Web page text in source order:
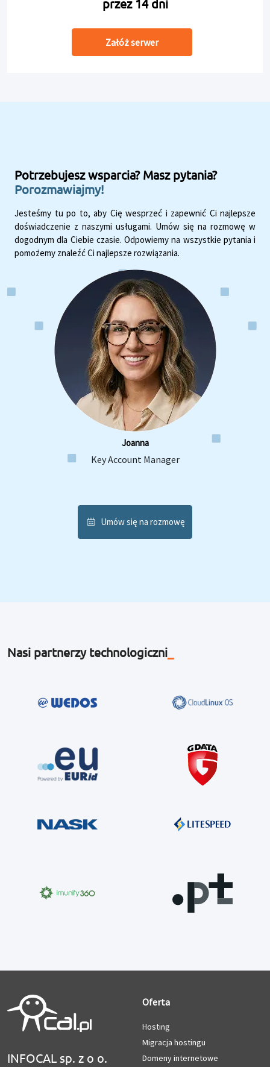
przez 14 dni
Załóż serwer
Potrzebujesz wsparcia? Masz pytania?
Porozmawiajmy!
Jesteśmy tu po to, aby Cię wesprzeć i zapewnić Ci najlepsze
doświadczenie z naszymi usługami. Umów się na rozmowę w
dogodnym dla Ciebie czasie. Odpowiemy na wszystkie pytania i
pomożemy znaleźć Ci najlepsze rozwiązania.
Joanna
Key Account Manager
Umów się na rozmowę
Nasi partnerzy technologiczni
INFOCAL sp. z o o.
Oferta
Hosting
Migracja hostingu
Domeny internetowe